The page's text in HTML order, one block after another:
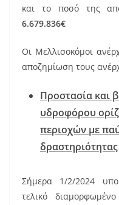
και το ποσό της
6.679.836€
Οι Μελλισοκόμοι
αποζημίωση τους
Προστασία και
υδροφόρου
περιοχών με
δραστηριότητας
Σήμερα 1/2/2024
τελικό